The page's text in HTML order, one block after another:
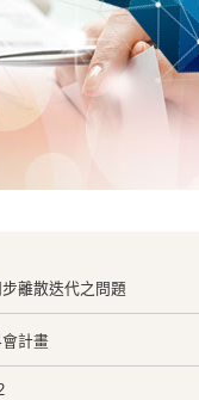
離散迭代之問題
會計畫